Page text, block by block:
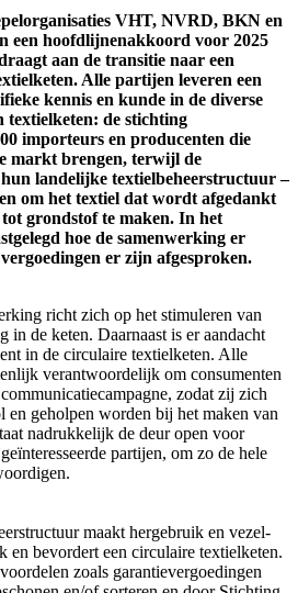
VHT, NVRD, BKN en
een hoofdlijnenakkoord voor 2025
aan de transitie naar een
Alle partijen leveren een
kennis en kunde in de diverse
textielketen: de stichting
importeurs en producenten die
markt brengen, terwijl de
landelijke textielbeheerstructuur –
om het textiel dat wordt afgedankt
grondstof te maken. In het
hoe de samenwerking er
er zijn afgesproken.
richt zich op het stimuleren van
in de keten. Daarnaast is er aandacht
in de circulaire textielketen. Alle
verantwoordelijk om consumenten
zodat zij zich
en geholpen worden bij het maken van
nadrukkelijk de deur open voor
partijen, om zo de hele
maakt hergebruik en vezel-
en bevordert een circulaire textielketen.
zoals garantievergoedingen